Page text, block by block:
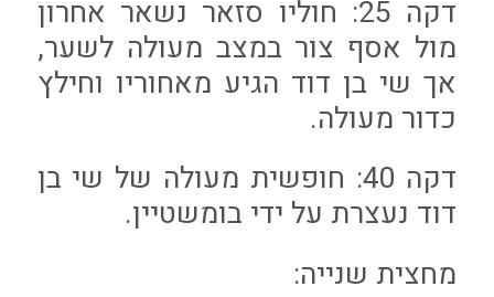
דקה 25: חוליו סזאר נשאר אחרון
מול אסף צור במצב מעולה לשער,
אך שי בן דוד הגיע מאחוריו וחילץ
כדור מעולה.
דקה 40: חופשית מעולה של שי בן
דוד נעצרת על ידי בומשטיין.
מחצית שנייה: